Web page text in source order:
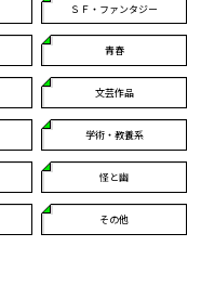
ＳＦ・ファンタジー
青春
文芸作品
学術・教養系
怪と幽
その他